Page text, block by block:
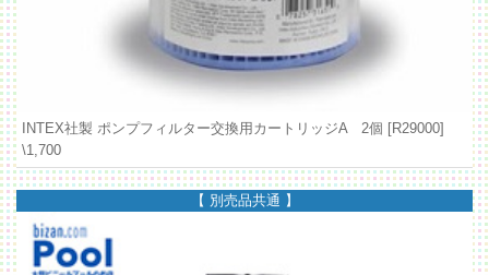
INTEX社製 ポンプフィルター交換用カートリッジA 2個 [R29000]
\1,700
【 別売品共通 】